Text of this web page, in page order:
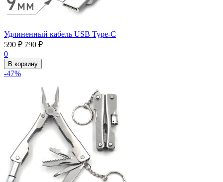
Удлиненный кабель USB Type-C
590 ₽ 790 ₽
0
В корзину
-47%